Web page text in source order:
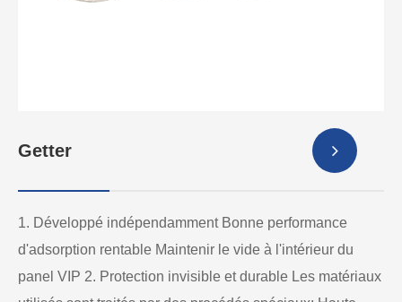
Getter
1. Développé indépendamment Bonne performance
d'adsorption rentable Maintenir le vide à l'intérieur du
panel VIP 2. Protection invisible et durable Les matériaux